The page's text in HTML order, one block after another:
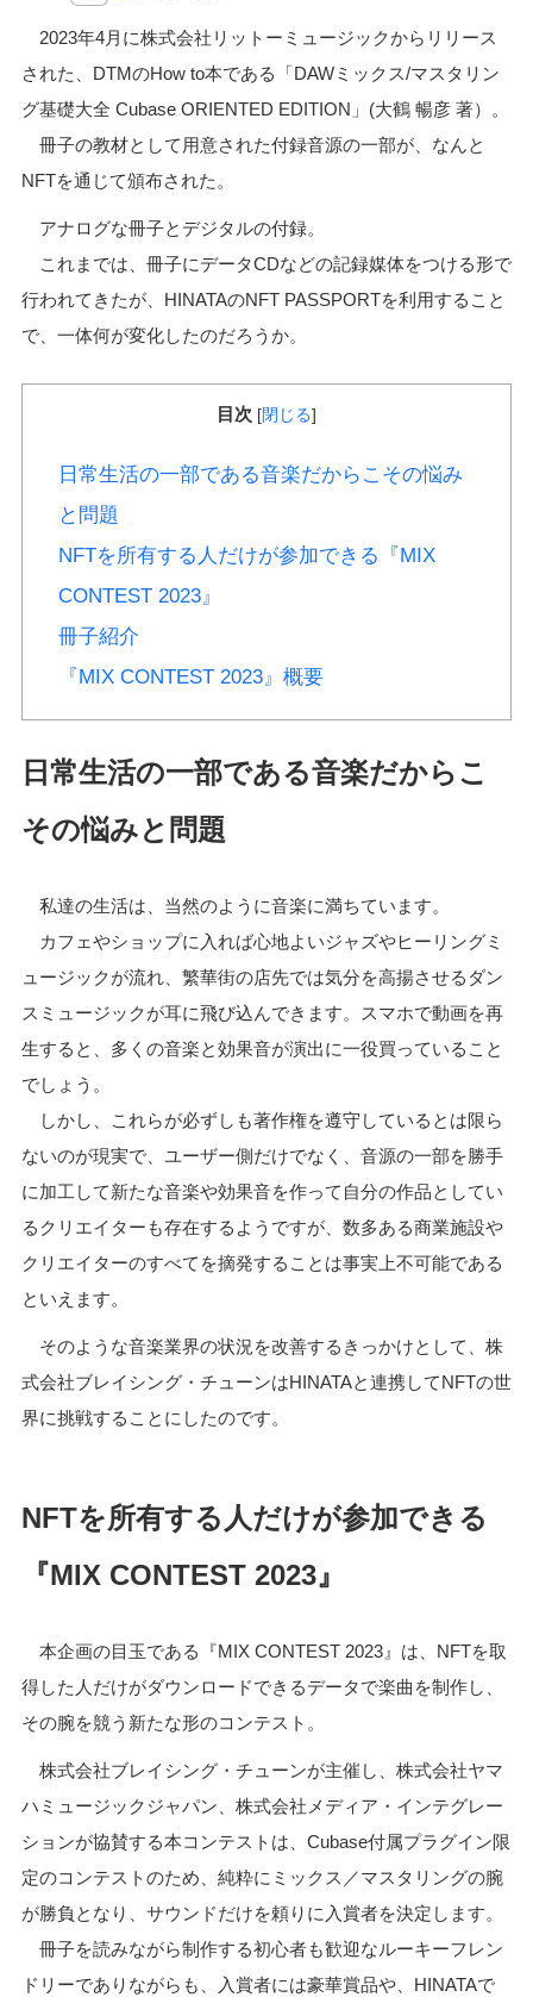
2023年4月に株式会社リットーミュージックからリリース
された、DTMのHow to本である「DAWミックス/マスタリン
グ基礎大全 Cubase ORIENTED EDITION」(大鶴 暢彦 著）。
冊子の教材として用意された付録音源の一部が、なんと
NFTを通じて頒布された。
アナログな冊子とデジタルの付録。
これまでは、冊子にデータCDなどの記録媒体をつける形で
行われてきたが、HINATAのNFT PASSPORTを利用すること
で、一体何が変化したのだろうか。
目次 [閉じる]
日常生活の一部である音楽だからこその悩み
と問題
NFTを所有する人だけが参加できる『MIX
CONTEST 2023』
冊子紹介
『MIX CONTEST 2023』概要
日常生活の一部である音楽だからこ
その悩みと問題
私達の生活は、当然のように音楽に満ちています。
カフェやショップに入れば心地よいジャズやヒーリングミ
ュージックが流れ、繁華街の店先では気分を高揚させるダン
スミュージックが耳に飛び込んできます。スマホで動画を再
生すると、多くの音楽と効果音が演出に一役買っていること
でしょう。
しかし、これらが必ずしも著作権を遵守しているとは限ら
ないのが現実で、ユーザー側だけでなく、音源の一部を勝手
に加工して新たな音楽や効果音を作って自分の作品としてい
るクリエイターも存在するようですが、数多ある商業施設や
クリエイターのすべてを摘発することは事実上不可能である
といえます。
そのような音楽業界の状況を改善するきっかけとして、株
式会社ブレイシング・チューンはHINATAと連携してNFTの世
界に挑戦することにしたのです。
NFTを所有する人だけが参加できる
『MIX CONTEST 2023』
本企画の目玉である『MIX CONTEST 2023』は、NFTを取
得した人だけがダウンロードできるデータで楽曲を制作し、
その腕を競う新たな形のコンテスト。
株式会社ブレイシング・チューンが主催し、株式会社ヤマ
ハミュージックジャパン、株式会社メディア・インテグレー
ションが協賛する本コンテストは、Cubase付属プラグイン限
定のコンテストのため、純粋にミックス／マスタリングの腕
が勝負となり、サウンドだけを頼りに入賞者を決定します。
冊子を読みながら制作する初心者も歓迎なルーキーフレン
ドリーでありながらも、入賞者には豪華賞品や、HINATAで